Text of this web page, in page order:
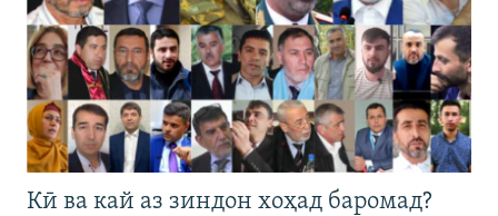
Кӣ ва кай аз зиндон хоҳад баромад?